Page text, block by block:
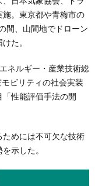
。東京都や青梅市の
間、山間地でドローン
た。
ネルギー・産業技術総
ビリティの社会実装
性能評価手法の開
ためには不可欠な技術
示した。